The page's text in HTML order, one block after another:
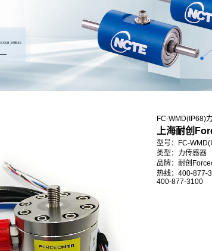
FC-WMD(IP68)
上海耐创
型号：FC-
类型：力传感器
品牌：耐创
热线：400-877-
400-877-3100